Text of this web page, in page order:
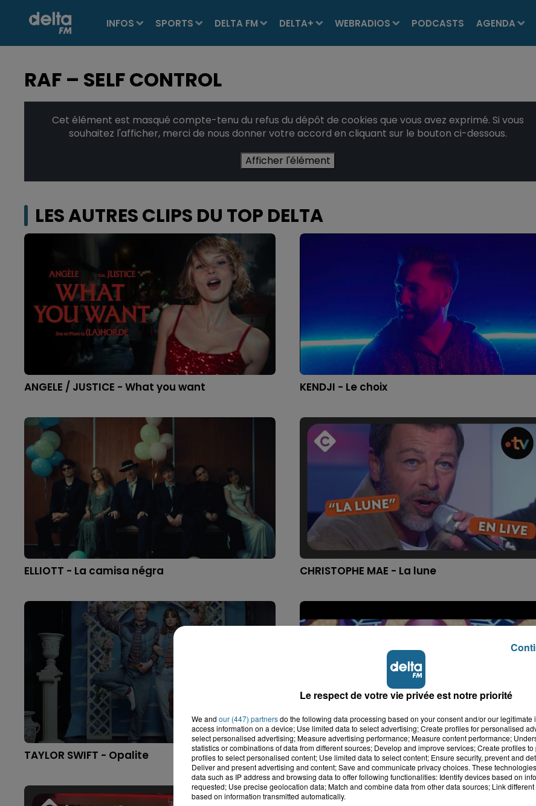
INFOS SPORTS DELTA FM DELTA+ WEBRADIOS PODCASTS AGENDA
RAF – SELF CONTROL
Cet élément est masqué compte-tenu du refus du dépôt de cookies que vous avez exprimé. Si vous
souhaitez l'afficher, merci de nous donner votre accord en cliquant sur le bouton ci-dessous.
Afficher l'élément
LES AUTRES CLIPS DU TOP DELTA
ANGELE / JUSTICE - What you want KENDJI - Le choix
ELLIOTT - La camisa négra CHRISTOPHE MAE - La lune
TAYLOR SWIFT - Opalite SHAKIRA - Zoo
Le respect de votre vie privée est notre priorité
We and our (447) partnersdo the following data processing based on your consent and/or our legitimate
access information on a device; Use limited data to select advertising; Create profiles for personalised
select personalised advertising; Measure advertising performance; Measure content performance;
statistics or combinations of data from different sources; Develop and improve services; Create profiles
profiles to select personalised content; Use limited data to select content; Ensure security, prevent and
Deliver and present advertising and content; Save and communicate privacy choices. These
data such as IP address and browsing data to offer following functionalities: Identify devices based on
requested; Use precise geolocation data; Match and combine data from other data sources; Link
based on information transmitted automatically.